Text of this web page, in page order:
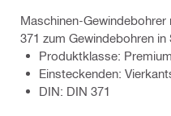
Maschinen-
371 zum Gewindebohren in
Produktklasse: Premium
Einsteckenden:
DIN: DIN 371